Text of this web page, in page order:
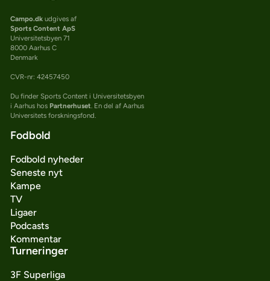
Campo.dkudgives af
Sports Content ApS
Universitetsbyen 71
8000 Aarhus C
Denmark
CVR-nr: 42457450
Du finder Sports Content i Universitetsbyen
i Aarhus hos Partnerhuset. En del af Aarhus
Universitets forskningsfond.
Fodbold
Fodbold nyheder
Seneste nyt
Kampe
TV
Ligaer
Podcasts
Kommentar
Turneringer
3F Superliga